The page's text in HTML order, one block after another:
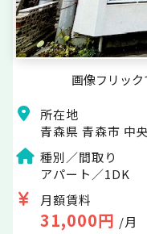
所在地
青森県 青森市 中
種別／間取り
アパート／1DK
月額賃料
31,000円 /月
画像フリッ